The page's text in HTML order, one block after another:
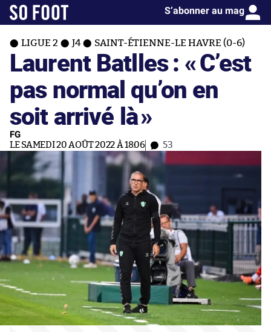
S’abonner au mag
LIGUE 2 J4 SAINT-ÉTIENNE-LE HAVRE (0-6)
Laurent Batlles : «C’est
pas normal qu’on en
soit arrivé là»
FG
LE SAMEDI 20 AOÛT 2022 À 18:06 53